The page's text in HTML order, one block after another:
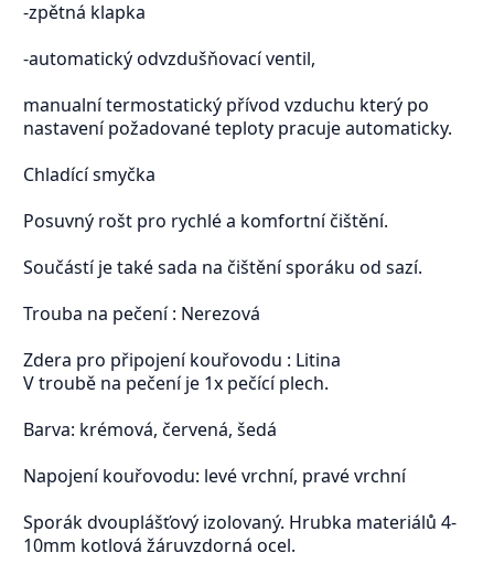
-zpětná klapka
-automatický odvzdušňovací ventil,
manualní termostatický přívod vzduchu který po
nastavení požadované teploty pracuje automaticky.
Chladící smyčka
Posuvný rošt pro rychlé a komfortní čištění.
Součástí je také sada na čištění sporáku od sazí.
Trouba na pečení : Nerezová
Zdera pro připojení kouřovodu : Litina
V troubě na pečení je 1x pečící plech.
Barva: krémová, červená, šedá
Napojení kouřovodu: levé vrchní, pravé vrchní
Sporák dvouplášťový izolovaný. Hrubka materiálů 4-
10mm kotlová žáruvzdorná ocel.